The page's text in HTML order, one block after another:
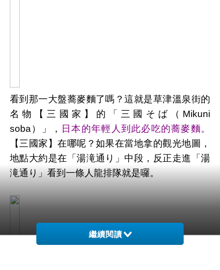
看到那一大盤蕎麥麵了嗎？這就是草津溫泉街的
名物【三國家】的「三國そば（Mikuni
soba）」，
日本的年輕人到此必吃的蕎麥麵。
【三國家】在哪呢？如果在當地拿的觀光地圖，
地點大約是在「湯滝通り」中段，反正走進「湯
滝通り」看到一條人龍排隊就是囉。
繼續閱讀